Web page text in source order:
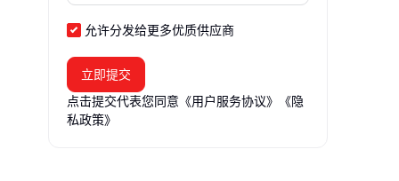
允许分发给更多优质供应商
立即提交
点击提交代表您同意 《用户服务协议》
《隐
私政策》